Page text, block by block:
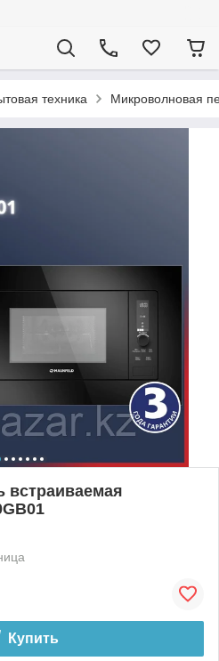
техника Микроволновая
встраиваемая
Купить